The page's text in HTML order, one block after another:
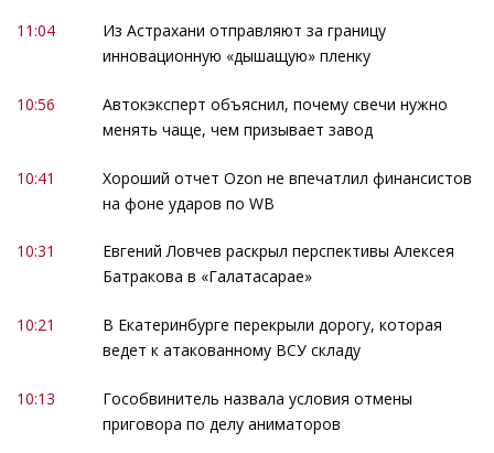
11:04
Из Астрахани отправляют за границу
инновационную «дышащую» пленку
10:56
Автокэксперт объяснил, почему свечи нужно
менять чаще, чем призывает завод
10:41
Хороший отчет Ozon не впечатлил финансистов
на фоне ударов по WB
10:31
Евгений Ловчев раскрыл перспективы Алексея
Батракова в «Галатасарае»
10:21
В Екатеринбурге перекрыли дорогу, которая
ведет к атакованному ВСУ складу
10:13
Гособвинитель назвала условия отмены
приговора по делу аниматоров